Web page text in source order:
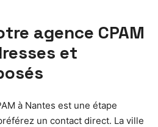
agence CPAM
et
à Nantes est une étape
un contact direct. La ville